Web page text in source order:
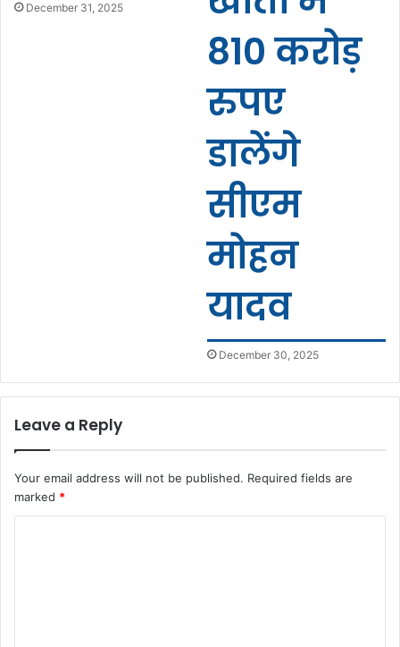
December 31, 2025
810 करोड़
रुपए
डालेंगे
सीएम
मोहन
यादव
December 30, 2025
Leave a Reply
Your email address will not be published. Required fields are
marked *